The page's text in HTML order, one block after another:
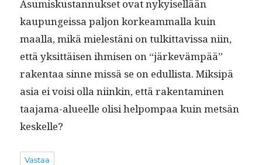
Asumiskus­tan­nuk­set ovat nykyisel­lään
kaupungeis­sa paljon korkeam­mal­la kuin
maal­la, mikä mielestäni on tulkit­tavis­sa niin,
että yksit­täisen ihmisen on “järkeväm­pää”
rak­en­taa sinne mis­sä se on edullista. Mik­sipä
asia ei voisi olla niinkin, että rak­en­t­a­mi­nen
taa­ja­ma-alueelle olisi helpom­paa kuin met­sän
keskelle?
Vastaa